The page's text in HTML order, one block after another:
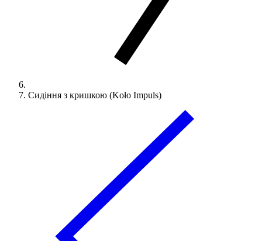
Сидіння з кришкою (Koło Impuls)